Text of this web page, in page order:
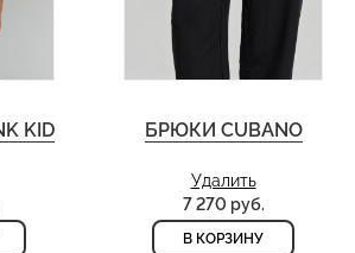
KID БРЮКИ CUBANO
Удалить
7 270 руб.
В КОРЗИНУ